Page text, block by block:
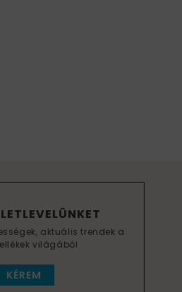
aktuális trendek a
világából
KÉREM